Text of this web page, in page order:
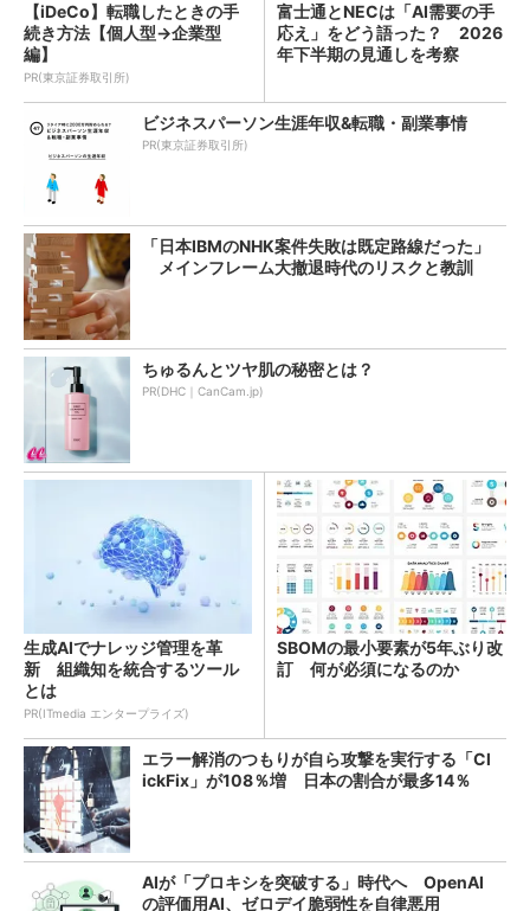
【iDeCo】転職したときの手
続き方法【個人型→企業型
編】
PR(東京証券取引所)
富士通とNECは「AI需要の手
応え」をどう語った？ 2026
年下半期の見通しを考察
ビジネスパーソン生涯年収&転職・副業事情
PR(東京証券取引所)
「日本IBMのNHK案件失敗は既定路線だった」
メインフレーム大撤退時代のリスクと教訓
ちゅるんとツヤ肌の秘密とは？
PR(DHC｜CanCam.jp)
生成AIでナレッジ管理を革
新 組織知を統合するツール
とは
PR(ITmedia エンタープライズ)
SBOMの最小要素が5年ぶり改
訂 何が必須になるのか
エラー解消のつもりが自ら攻撃を実行する「Cl
ickFix」が108％増 日本の割合が最多14％
AIが「プロキシを突破する」時代へ OpenAI
の評価用AI、ゼロデイ脆弱性を自律悪用